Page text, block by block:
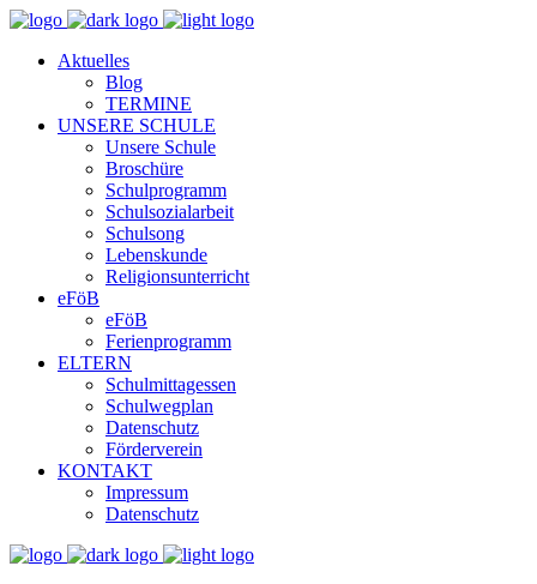
Aktuelles
Blog
TERMINE
UNSERE SCHULE
Unsere Schule
Broschüre
Schulprogramm
Schulsozialarbeit
Schulsong
Lebenskunde
Religionsunterricht
eFöB
eFöB
Ferienprogramm
ELTERN
Schulmittagessen
Schulwegplan
Datenschutz
Förderverein
KONTAKT
Impressum
Datenschutz